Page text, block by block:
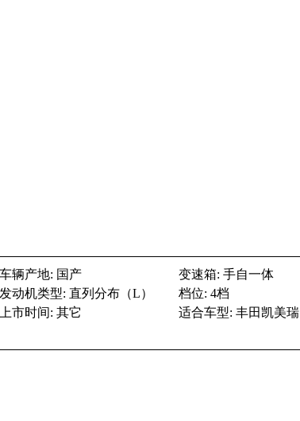
车辆产地: 国产 变速箱: 手自一体
发动机类型: 直列分布（L） 档位: 4档
上市时间: 其它 适合车型: 丰田凯美瑞